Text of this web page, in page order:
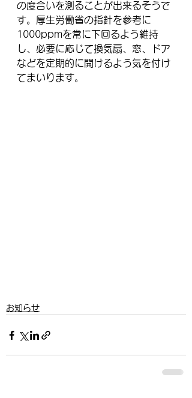
の度合いを測ることが出来るそうで
す。厚生労働省の指針を参考に
1000ppmを常に下回るよう維持
し、必要に応じて換気扇、窓、ドア
などを定期的に開けるよう気を付け
てまいります。
お知らせ